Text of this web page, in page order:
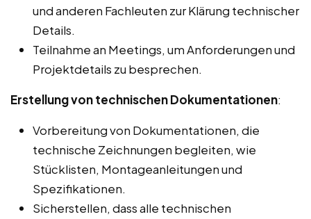
und anderen Fachleuten zur Klärung technischer
Details.
Teilnahme an Meetings, um Anforderungen und
Projektdetails zu besprechen.
Erstellung von technischen Dokumentationen:
Vorbereitung von Dokumentationen, die
technische Zeichnungen begleiten, wie
Stücklisten, Montageanleitungen und
Spezifikationen.
Sicherstellen, dass alle technischen